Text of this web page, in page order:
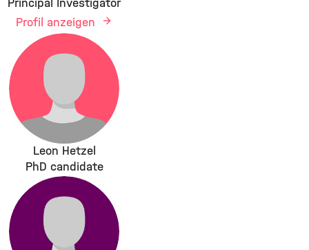
Profil anzeigen
Leon Hetzel
PhD candidate